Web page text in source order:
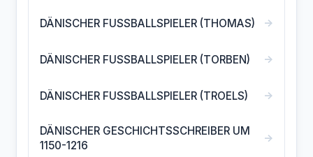
DÄNISCHER FUSSBALLSPIELER (THOMAS) →
DÄNISCHER FUSSBALLSPIELER (TORBEN) →
DÄNISCHER FUSSBALLSPIELER (TROELS) →
DÄNISCHER GESCHICHTSSCHREIBER UM
1150-1216
→